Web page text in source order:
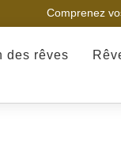
Comprenez
des rêves